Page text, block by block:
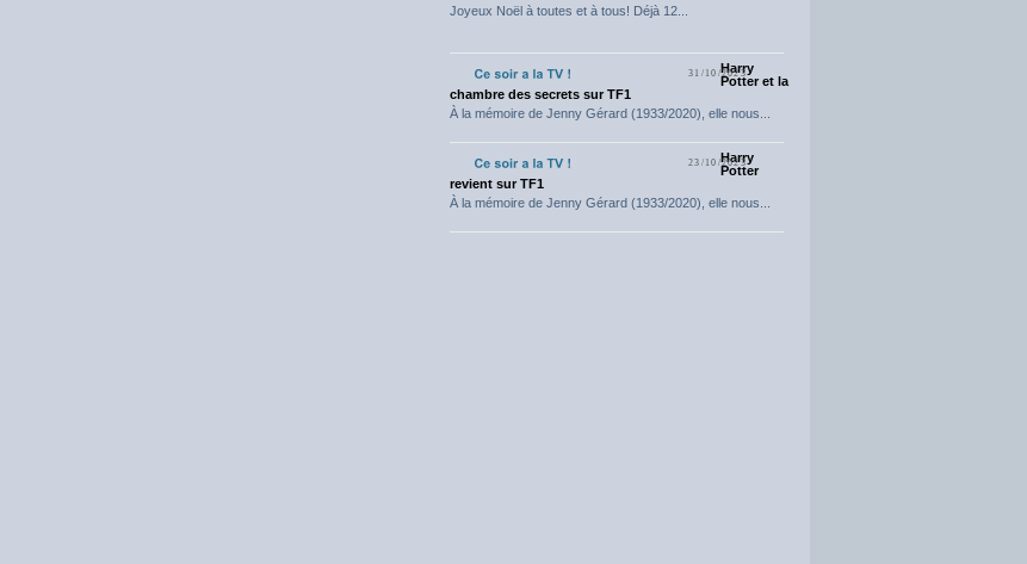
Joyeux Noël à toutes et à tous! Déjà 12...
31/10/2023
Harry
Potter et la
chambre des secrets sur TF1
À la mémoire de Jenny Gérard (1933/2020), elle nous...
23/10/2023
Harry
Potter
revient sur TF1
À la mémoire de Jenny Gérard (1933/2020), elle nous...